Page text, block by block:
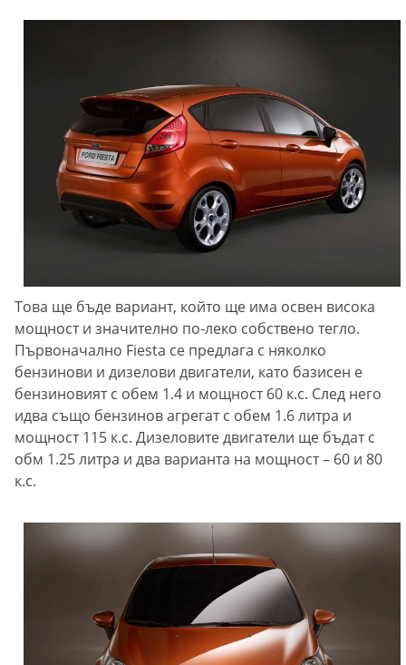
Това ще бъде вариант, който ще има освен висока
мощност и значително по-леко собствено тегло.
Първоначално Fiesta се предлага с няколко
бензинови и дизелови двигатели, като базисен е
бензиновият с обем 1.4 и мощност 60 к.с. След него
идва също бензинов агрегат с обем 1.6 литра и
мощност 115 к.с. Дизеловите двигатели ще бъдат с
обм 1.25 литра и два варианта на мощност – 60 и 80
к.с.